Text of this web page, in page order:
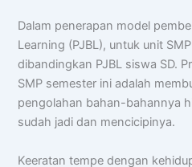
Dalam penerapan model
Learning (PJBL), untuk unit
dibandingkan PJBL siswa SD.
SMP semester ini adalah
pengolahan bahan-bahannya
sudah jadi dan mencicipinya.
Keeratan tempe dengan